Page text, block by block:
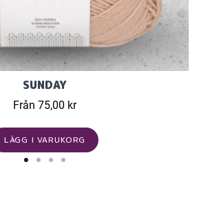
SUNDAY
Från 75,00 kr
LÄGG I VARUKORG